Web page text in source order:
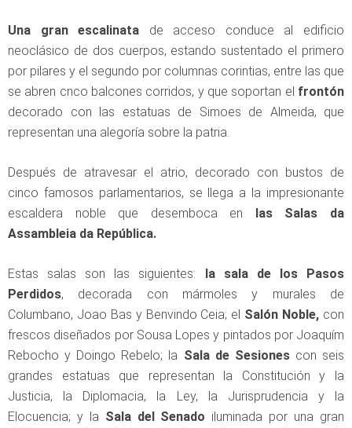
Una gran escalinata de acceso conduce al edificio
neoclásico de dos cuerpos, estando sustentado el primero
por pilares y el segundo por columnas corintias, entre las que
se abren cnco balcones corridos, y que soportan el frontón
decorado con las estatuas de Simoes de Almeida, que
representan una alegoría sobre la patria.
Después de atravesar el atrio, decorado con bustos de
cinco famosos parlamentarios, se llega a la impresionante
escaldera noble que desemboca en las Salas da
Assambleia da República.
Estas salas son las siguientes: la sala de los Pasos
Perdidos, decorada con mármoles y murales de
Columbano, Joao Bas y Benvindo Ceia; el Salón Noble, con
frescos diseñados por Sousa Lopes y pintados por Joaquím
Rebocho y Doingo Rebelo; la Sala de Sesionescon seis
grandes estatuas que representan la Constitución y la
Justicia, la Diplomacia, la Ley, la Jurisprudencia y la
Elocuencia; y la Sala del Senado iluminada por una gran